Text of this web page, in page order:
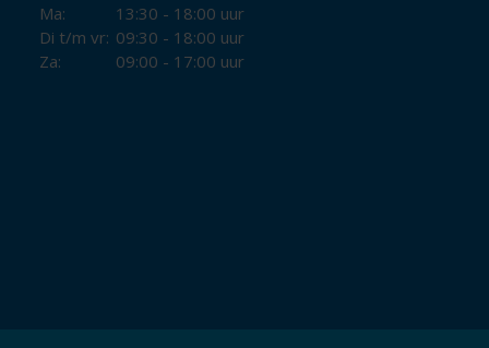
Velg achter omschrijving: dubbelwandig
eigenschappen
Velg voor omschrijving: dubbelwandig aluminium
Ma:
13:30 - 18:00 uur
Di t/m vr: 09:30 - 18:00 uur
Za:
09:00 - 17:00 uur